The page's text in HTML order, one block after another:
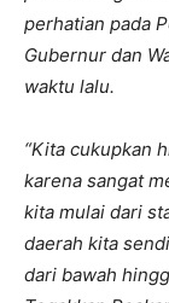
perhatian pada
Gubernur dan
waktu lalu.
“Kita cukupkan
karena sangat
kita mulai dari
daerah kita
dari bawah